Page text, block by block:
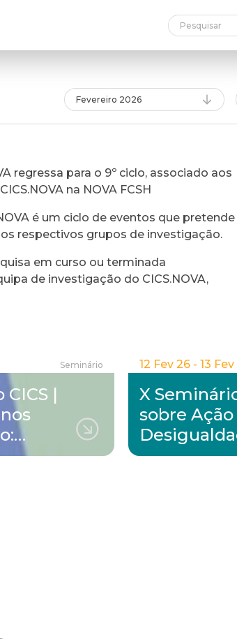
Fevereiro 2026
regressa para o 9º ciclo, associado aos
na NOVA FCSH
é um ciclo de eventos que pretende
respectivos grupos de investigação.
em curso ou terminada
de investigação do CICS.NOVA,
Seminário
|
12 Fev 26 - 13
X
sobre